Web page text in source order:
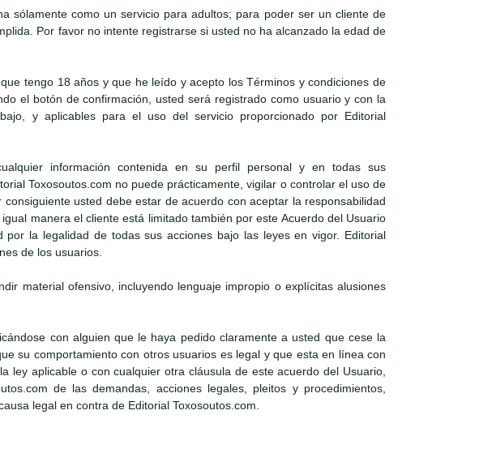
sólamente como un servicio para adultos; para poder ser un cliente de
Por favor no intente registrarse si usted no ha alcanzado la edad de
tengo 18 años y que he leído y acepto los Términos y condiciones de
el botón de confirmación, usted será registrado como usuario y con la
y aplicables para el uso del servicio proporcionado por Editorial
información contenida en su perfil personal y en todas sus
Toxosoutos.com no puede prácticamente, vigilar o controlar el uso de
usted debe estar de acuerdo con aceptar la responsabilidad
manera el cliente está limitado también por este Acuerdo del Usuario
la legalidad de todas sus acciones bajo las leyes en vigor. Editorial
de los usuarios.
material ofensivo, incluyendo lenguaje impropio o explícitas alusiones
con alguien que le haya pedido claramente a usted que cese la
su comportamiento con otros usuarios es legal y que esta en línea con
aplicable o con cualquier otra cláusula de este acuerdo del Usuario,
de las demandas, acciones legales, pleitos y procedimientos,
legal en contra de Editorial Toxosoutos.com.